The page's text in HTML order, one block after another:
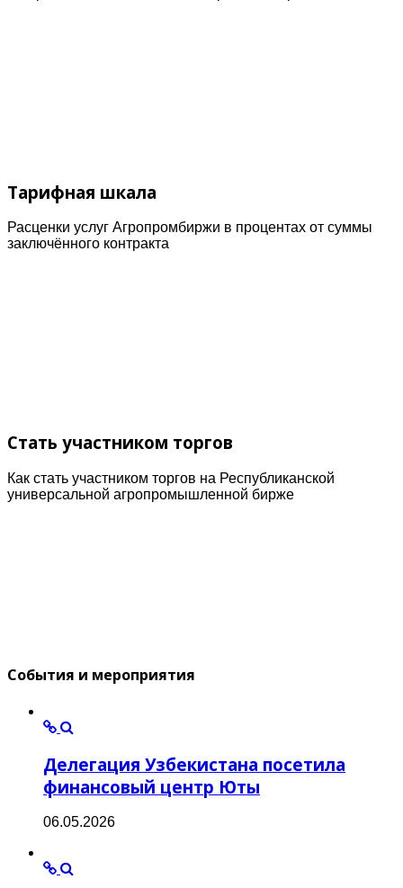
Тарифная шкала
Расценки услуг Агропромбиржи в процентах от суммы
заключённого контракта
Стать участником торгов
Как стать участником торгов на Республиканской
универсальной агропромышленной бирже
События и мероприятия
Делегация Узбекистана посетила
финансовый центр Юты
06.05.2026